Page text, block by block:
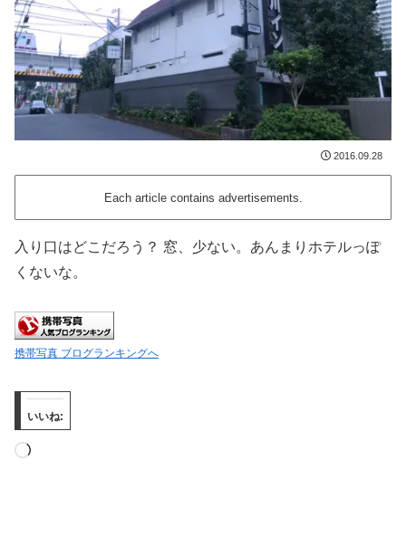
2016.09.28
Each article contains advertisements.
入り口はどこだろう？ 窓、少ない。あんまりホテルっぽ
くないな。
携帯写真 ブログランキングへ
いいね:
読